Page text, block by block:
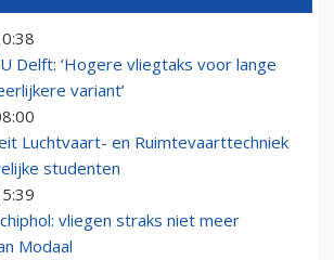
Delft: ‘Hogere vliegtaks voor lange
variant’
Luchtvaart- en Ruimtevaarttechniek
studenten
vliegen straks niet meer
Modaal